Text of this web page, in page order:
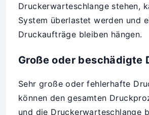
Druckerwarteschlange stehen,
System überlastet werden und
Druckaufträge bleiben hängen.
Große oder beschädigte
Sehr große oder fehlerhafte
können den gesamten
und die Druckerwarteschlange